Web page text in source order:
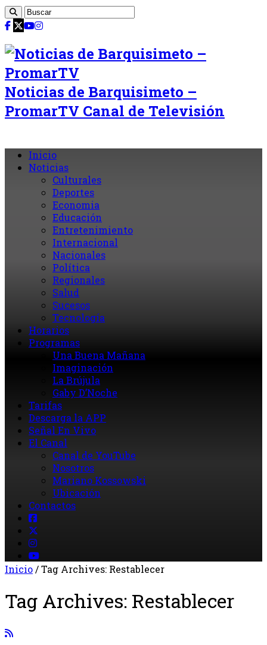
Noticias de Barquisimeto –
PromarTV Canal de Televisión
Inicio
Noticias
Culturales
Deportes
Economia
Educación
Entretenimiento
Internacional
Nacionales
Política
Regionales
Salud
Sucesos
Tecnología
Horarios
Programas
Una Buena Mañana
Imaginación
La Brújula
Gaby D’Noche
Tarifas
Descarga la APP
Señal En Vivo
El Canal
Canal de YouTube
Nosotros
Mariano Kossowski
Ubicación
Contactos
Inicio/Tag Archives: Restablecer
Tag Archives: Restablecer